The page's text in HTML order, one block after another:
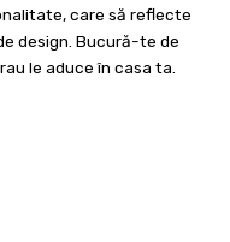
care să reflecte
design. Bucură-te de
le aduce în casa ta.